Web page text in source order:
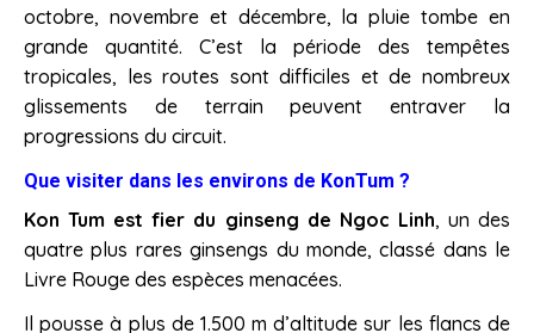
octobre, novembre et décembre, la pluie tombe en
grande quantité. C’est la période des tempêtes
tropicales, les routes sont difficiles et de nombreux
glissements de terrain peuvent entraver la
progressions du circuit.
Que visiter dans les environs de KonTum ?
Kon Tum est fier du ginseng de Ngoc Linh, un des
quatre plus rares ginsengs du monde, classé dans le
Livre Rouge des espèces menacées.
Il pousse à plus de 1.500 m d’altitude sur les flancs de